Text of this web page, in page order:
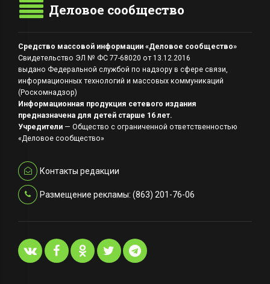
Деловое сообщество
Средство массовой информации «Деловое сообщество»
Свидетельство ЭЛ № ФС 77-68020 от 13.12.2016
выдано Федеральной службой по надзору в сфере связи,
информационных технологий и массовых коммуникаций
(Роскомнадзор)
Информационная продукция сетевого издания
предназначена для детей старше 16 лет.
Учредители — Общество с ограниченной ответственностью
«Деловое сообщество»
Контакты редакции
Размещение рекламы: (863) 201-76-06